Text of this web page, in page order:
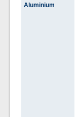
Aluminium